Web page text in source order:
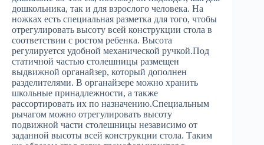
дошкольника, так и для взрослого человека. На
ножках есть специальная разметка для того, чтобы
отрегулировать высоту всей конструкции стола в
соответствии с ростом ребенка. Высота
регулируется удобной механической ручкой.Под
статичной частью столешницы размещен
выдвижной органайзер, который дополнен
разделителями. В органайзере можно хранить
школьные принадлежности, а также
рассортировать их по назначению.Специальным
рычагом можно отрегулировать высоту
подвижной части столешницы независимо от
заданной высоты всей конструкции стола. Таким